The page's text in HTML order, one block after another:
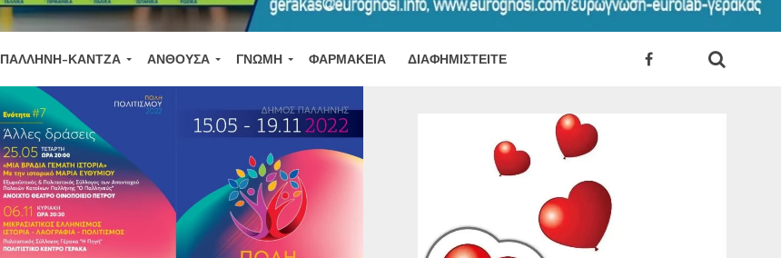
ΠΑΛΛΉΝΗ-ΚΆΝΤΖΑ ΑΝΘΟΎΣΑ ΓΝΏΜΗ ΦΑΡΜΑΚΕΊΑ ΔΙΑΦΗΜΙΣΤΕΊΤΕ